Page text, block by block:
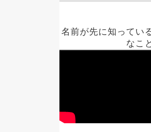
名前が先に知ってい
なこと